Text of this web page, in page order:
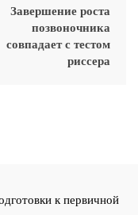
Завершение роста
позвоночника
совпадает с тестом
риссера
к первичной